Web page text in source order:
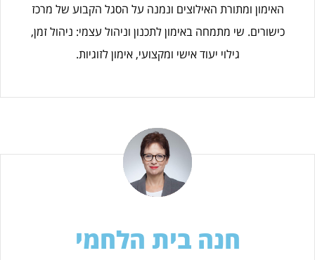
האימון ומתורת האילוצים ונמנה על הסגל הקבוע של מרכז
כישורים. שי מתמחה באימון לתכנון וניהול עצמי: ניהול זמן,
גילוי יעוד אישי ומקצועי, אימון לזוגיות.
חנה בית הלחמי